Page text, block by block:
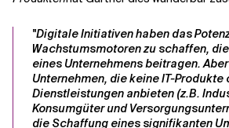
"Digitale Initiativen haben das
Wachstumsmotoren zu schaffen,
eines Unternehmens beitragen.
Unternehmen, die keine IT-Produkte
Dienstleistungen anbieten (z.B.
Konsumgüter und
die Schaffung eines signifikanten